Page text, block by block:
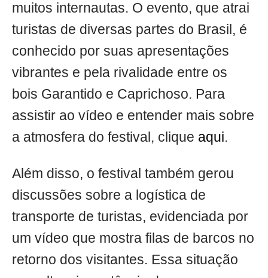
muitos internautas. O evento, que atrai
turistas de diversas partes do Brasil, é
conhecido por suas apresentações
vibrantes e pela rivalidade entre os
bois Garantido e Caprichoso. Para
assistir ao vídeo e entender mais sobre
a atmosfera do festival, clique aqui.
Além disso, o festival também gerou
discussões sobre a logística de
transporte de turistas, evidenciada por
um vídeo que mostra filas de barcos no
retorno dos visitantes. Essa situação